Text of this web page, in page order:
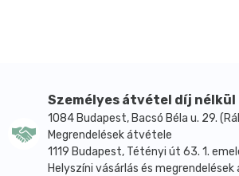
kakaópor 21%, csokoládé pasztilla 10
dextrin, inulin, oligofruktóz,
szteviol-glukozidok )), kakóvaj,
szójalecitin ), természetes vanília
Személyes átvétel díj nélkül
1084 Budapest, Bacsó Béla u. 29.
Megrendelések átvétele
1119 Budapest, Tétényi út 63. 1.
Helyszíni vásárlás és